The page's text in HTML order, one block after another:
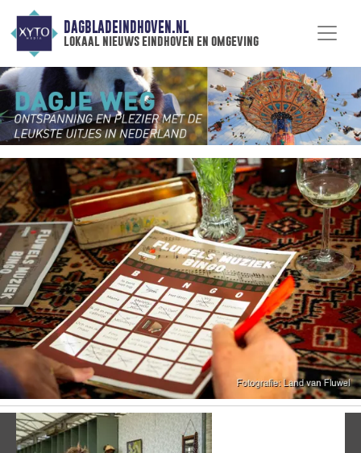
DAGBLADEINDHOVEN.NL
lokaal nieuws eindhoven en omgeving